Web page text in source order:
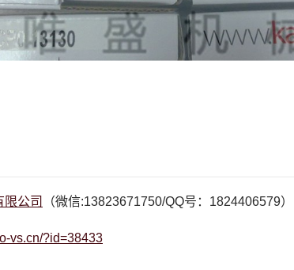
限公司 （微信:13823671750/QQ号：1824406579
vs.cn/?id=38433